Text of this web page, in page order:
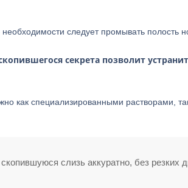
следует промывать полость
секрета позволит
как специализированными растворами,
слизь аккуратно, без